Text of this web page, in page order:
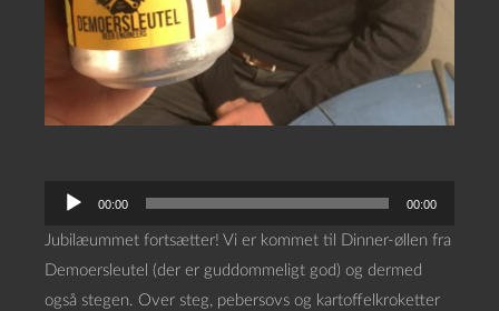
00:00 00:00
Jubilæummet fortsætter! Vi er kommet til Dinner-øllen fra
Demoersleutel (der er guddommeligt god) og dermed
også stegen. Over steg, pebersovs og kartoffelkroketter